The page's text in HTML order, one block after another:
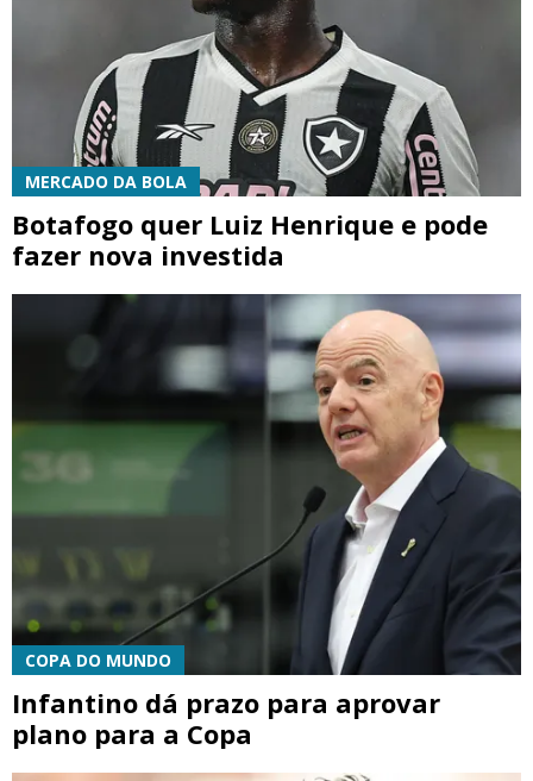
MERCADO DA BOLA
Botafogo quer Luiz Henrique e pode
fazer nova investida
COPA DO MUNDO
Infantino dá prazo para aprovar
plano para a Copa